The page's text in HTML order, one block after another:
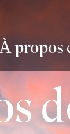
propos